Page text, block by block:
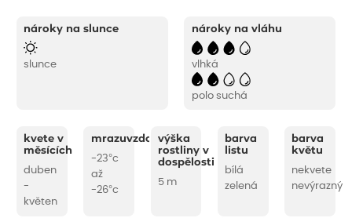
nároky na slunce
slunce
nároky na vláhu
vlhká
polo suchá
kvete v
měsících
duben
-
květen
mrazuvzdornost
-23°c
až
-26°c
výška
rostliny v
dospělosti
5 m
barva
listu
bílá
zelená
barva
květu
nekvete
nevýrazný